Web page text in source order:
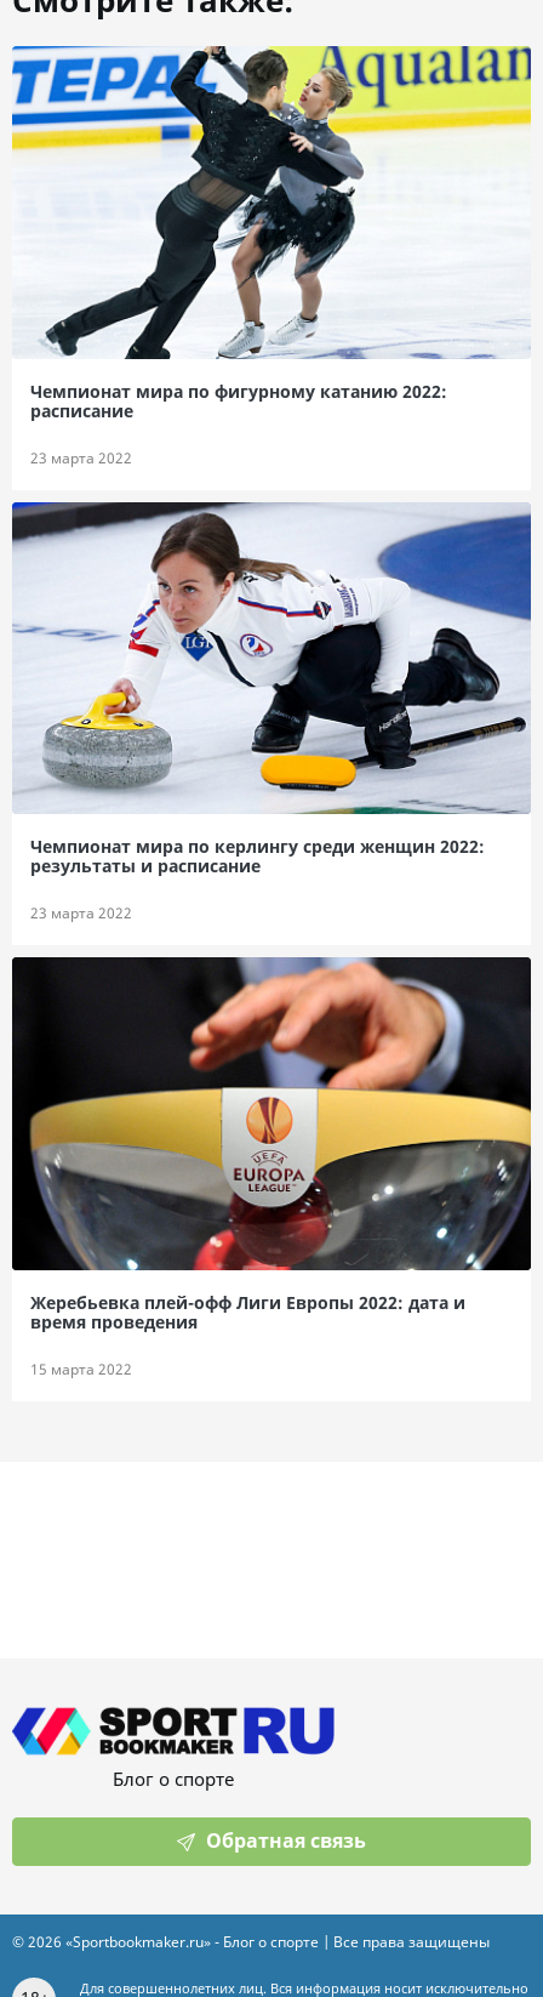
Чемпионат мира по фигурному катанию 2022:
расписание
23 марта 2022
Чемпионат мира по керлингу среди женщин 2022:
результаты и расписание
23 марта 2022
Жеребьевка плей-офф Лиги Европы 2022: дата и
время проведения
15 марта 2022
Блог о спорте
Обратная связь
© 2026 «Sportbookmaker.ru» - Блог о спорте | Все права защищены
Для совершеннолетних лиц. Вся информация носит исключительно